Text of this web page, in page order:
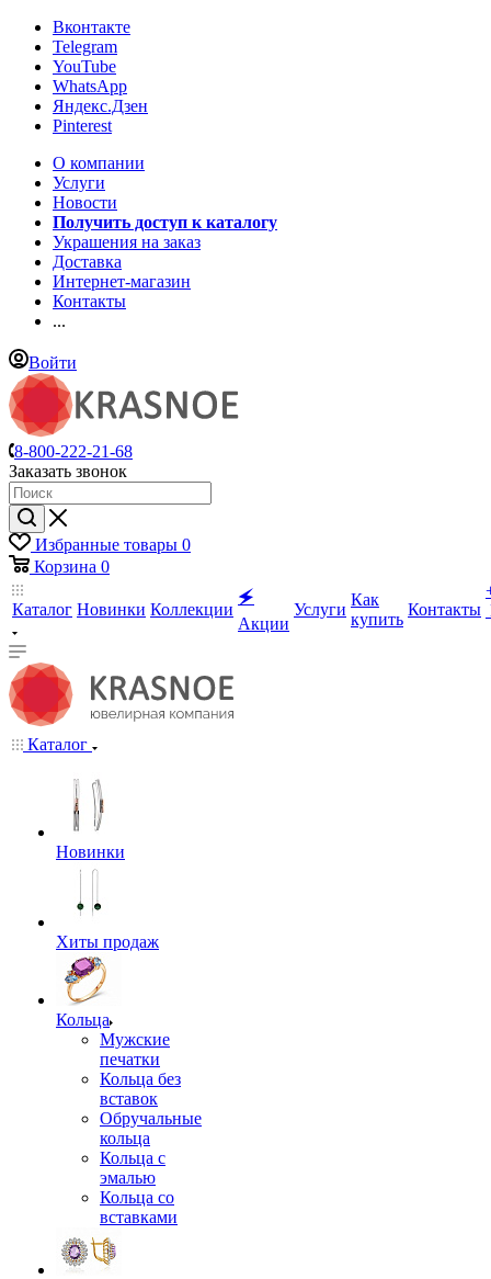
Вконтакте
Telegram
YouTube
WhatsApp
Яндекс.Дзен
Pinterest
О компании
Услуги
Новости
Получить доступ к каталогу
Украшения на заказ
Доставка
Интернет-магазин
Контакты
...
Войти
8-800-222-21-68
Заказать звонок
Избранные товары 0
Корзина 0
Каталог Новинки Коллекции
🗲
Акции
Услуги
Как
купить
Контакты
Каталог
Новинки
Хиты продаж
Кольца
Мужские
печатки
Кольца без
вставок
Обручальные
кольца
Кольца с
эмалью
Кольца со
вставками